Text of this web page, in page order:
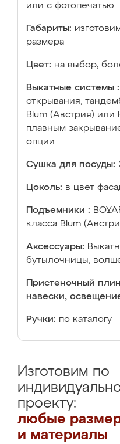
или с фотопечатью
Габариты:
размера
Цвет: на выбор,
Выкатные системы :
открывания,
Blum (Австрия) или
плавным
опции
Сушка для посуды:
Цоколь: в цвет
Подъемники :
класса Blum
Аксессуары:
бутылочницы,
Пристеночный
навески,
Ручки: по каталогу
Изготовим по
проекту:
любые
и материалы